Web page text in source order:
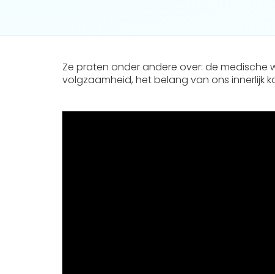
Ze praten onder andere over: de
volgzaamheid, het belang van ons innerlijk